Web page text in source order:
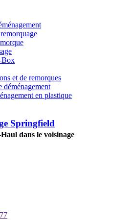
Box
et de remorques
déménagement
en plastique
Springfield
dans le voisinage